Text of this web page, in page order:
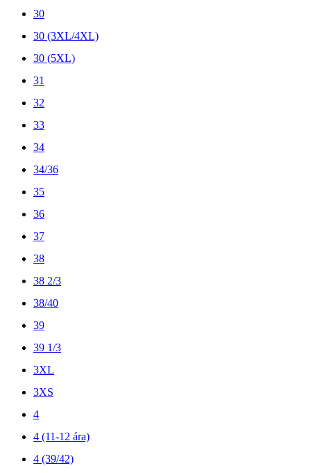
30
30 (3XL/4XL)
30 (5XL)
31
32
33
34
34/36
35
36
37
38
38 2/3
38/40
39
39 1/3
3XL
3XS
4
4 (11-12 ára)
4 (39/42)